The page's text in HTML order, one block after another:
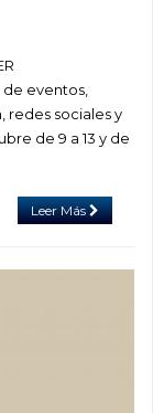
eventos,
redes sociales y
de 9 a 13 y de
Leer Más